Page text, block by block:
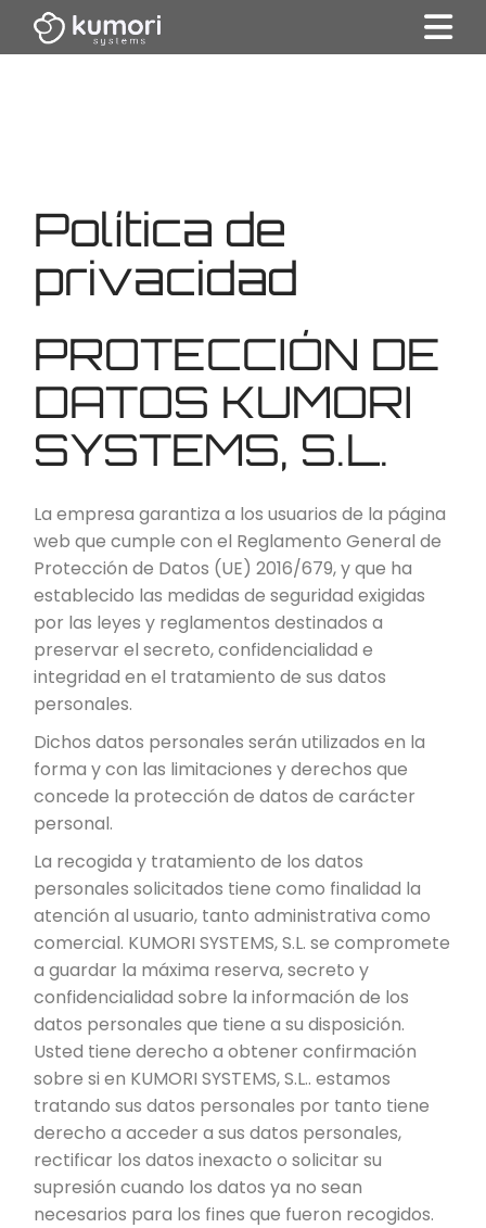
Política de
privacidad
PROTECCIÓN DE
DATOS KUMORI
SYSTEMS, S.L.
La empresa garantiza a los usuarios de la página
web que cumple con el Reglamento General de
Protección de Datos (UE) 2016/679, y que ha
establecido las medidas de seguridad exigidas
por las leyes y reglamentos destinados a
preservar el secreto, confidencialidad e
integridad en el tratamiento de sus datos
personales.
Dichos datos personales serán utilizados en la
forma y con las limitaciones y derechos que
concede la protección de datos de carácter
personal.
La recogida y tratamiento de los datos
personales solicitados tiene como finalidad la
atención al usuario, tanto administrativa como
comercial. KUMORI SYSTEMS, S.L. se compromete
a guardar la máxima reserva, secreto y
confidencialidad sobre la información de los
datos personales que tiene a su disposición.
Usted tiene derecho a obtener confirmación
sobre si en KUMORI SYSTEMS, S.L.. estamos
tratando sus datos personales por tanto tiene
derecho a acceder a sus datos personales,
rectificar los datos inexacto o solicitar su
supresión cuando los datos ya no sean
necesarios para los fines que fueron recogidos.